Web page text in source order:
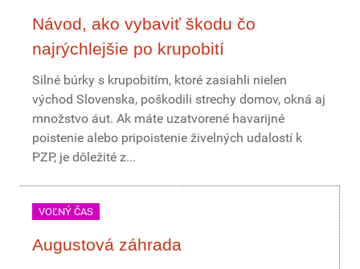
Návod, ako vybaviť škodu čo
najrýchlejšie po krupobití
Silné búrky s krupobitím, ktoré zasiahli nielen
východ Slovenska, poškodili strechy domov, okná aj
množstvo áut. Ak máte uzatvorené havarijné
poistenie alebo pripoistenie živelných udalostí k
PZP, je dôležité z...
VOĽNÝ ČAS
Augustová záhrada